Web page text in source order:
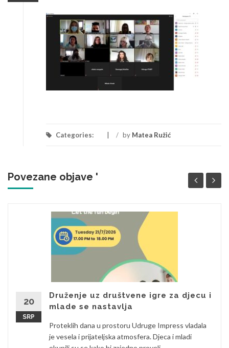
Categories: / by Matea Ružić
Povezane objave '
20
SRP
Druženje uz društvene igre za djecu i
mlade se nastavlja
Proteklih dana u prostoru Udruge Impress vladala
je vesela i prijateljska atmosfera. Djeca i mladi